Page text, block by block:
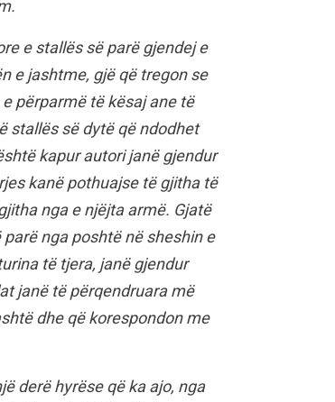
e stallës së parë gjendej e
e jashtme, gjë që tregon se
përparmë të kësaj ane të
stallës së dytë që ndodhet
kapur autori janë gjendur
kanë pothuajse të gjitha të
nga e njëjta armë. Gjatë
nga poshtë në sheshin e
të tjera, janë gjendur
janë të përqendruara më
dhe që korespondon me
derë hyrëse që ka ajo, nga